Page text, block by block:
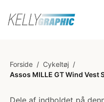
Forside / Cykeltøj /
Assos MILLE GT Wind Vest
Dele af indholdet på